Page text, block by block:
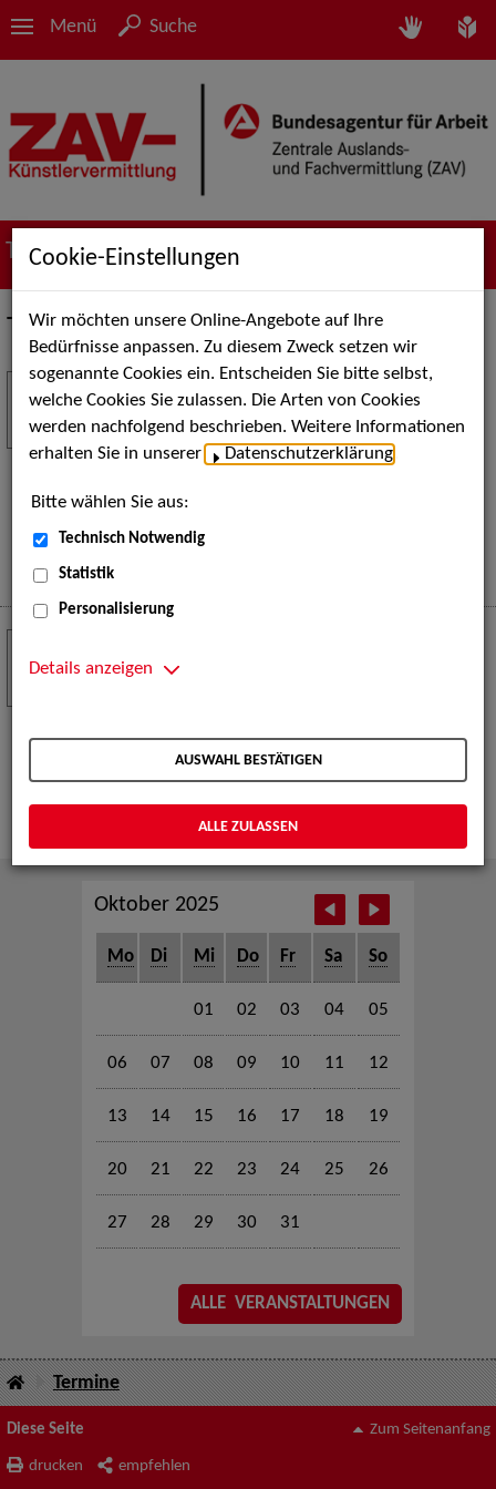
Menü Suche
Termine
Termine
Stuttgart Street Art
Kunst, Live-Acts und Aktionen für Kinder und
Familien. Die Stuttgart Street Art verwandelt den
eine große Open-Air-Bühne voller Akrobatik, Tanz,
Musik und beeindruckender Live-Performances.
Mehr
18
JUL
Serienfestival Weimar
TeleVisionale – Film- und Serienfestival in Weimar
und Eventpartnerin des Crew Call Weimar.
Mehr
NOV
Oktober 2025
Mo Di Mi Do Fr Sa So
01 02 03 04 05
06 07 08 09 10 11 12
13 14 15 16 17 18 19
20 21 22 23 24 25 26
27 28 29 30 31
ALLE VERANSTALTUNGEN
Termine
Diese Seite
drucken empfehlen
Zum Seitenanfang
Cookie-Einstellungen
Wir möchten unsere Online-Angebote auf Ihre
Bedürfnisse anpassen. Zu diesem Zweck setzen wir
sogenannte Cookies ein. Entscheiden Sie bitte selbst,
welche Cookies Sie zulassen. Die Arten von Cookies
werden nachfolgend beschrieben. Weitere Informationen
erhalten Sie in unserer
Datenschutzerklärung
Bitte wählen Sie aus:
Technisch Notwendig
Statistik
Personalisierung
Details anzeigen
AUSWAHL BESTÄTIGEN
ALLE ZULASSEN